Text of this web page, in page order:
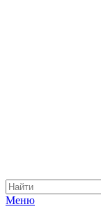
Меню